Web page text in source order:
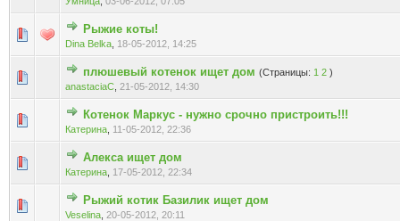
Рыжие коты!
Dina Belka 18-05-2012, 14:25
Голосов: 0 - Средняя оценка: 0 из 5
плюшевый котенок ищет дом (Страницы: 1 2 )
anastaciaC 21-05-2012, 14:30
Голосов: 0 - Средняя оценка: 0 из 5
12345
Котенок Маркус - нужно срочно пристроить!!!
Катерина 11-05-2012, 22:36
Голосов: 0 - Средняя оценка: 0 из 5
12345
Алекса ищет дом
Катерина 17-05-2012, 22:34
Голосов: 0 - Средняя оценка: 0 из 5
Рыжий котик Базилик ищет дом
Veselina 20-05-2012, 20:11
Голосов: 0 - Средняя оценка: 0 из 5
1234 5